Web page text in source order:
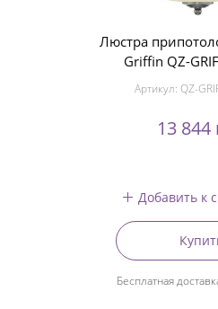
Люстра
Griffin QZ-
Артикул: QZ-
13 844
Добавить к
Бесплатная